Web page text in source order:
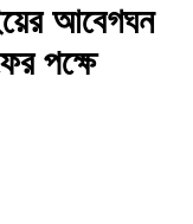
আবেগঘন
পক্ষে